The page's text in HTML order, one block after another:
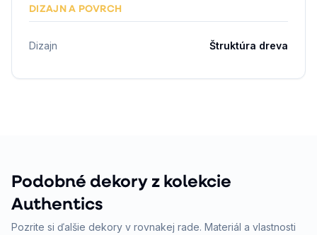
DIZAJN A POVRCH
Dizajn Štruktúra dreva
Podobné dekory z kolekcie
Authentics
Pozrite si ďalšie dekory v rovnakej rade. Materiál a vlastnosti